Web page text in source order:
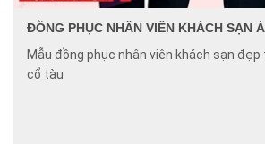
ĐỒNG PHỤC NHÂN VIÊN KHÁCH SẠN
Mẫu đồng phục nhân viên khách sạn
cổ tàu